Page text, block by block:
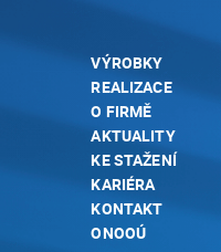
VÝROBKY
REALIZACE
O FIRMĚ
AKTUALITY
KE STAŽENÍ
KARIÉRA
KONTAKT
ONOOÚ